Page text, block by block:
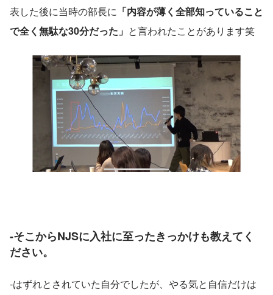
表した後に当時の部長に 「内容が薄く全部知っていること
で全く無駄な30分だった」 と言われたことがあります笑
-そこからNJSに入社に至ったきっかけも教えてく
ださい。
-はずれとされていた自分でしたが、やる気と自信だけは